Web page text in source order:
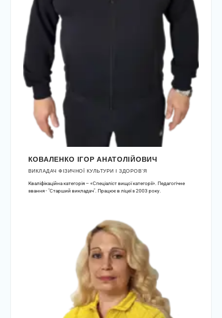
КОВАЛЕНКО ІГОР АНАТОЛІЙОВИЧ
ВИКЛАДАЧ ФІЗИЧНОЇ КУЛЬТУРИ І ЗДОРОВ’Я
Кваліфікаційна категорія – «Спеціаліст вищої категорії». Педагогічне
звання - "Старший викладач". Працює в ліцеї з 2003 року.